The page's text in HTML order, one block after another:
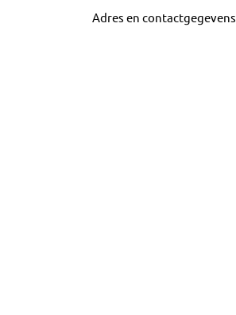
Adres en contactgegevens